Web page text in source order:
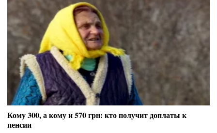
Кому 300, а кому и 570 грн: кто получит доплаты к
пенсии